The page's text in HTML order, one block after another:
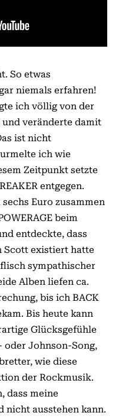
So etwas
niemals erfahren!
ich völlig von der
und veränderte damit
ist nicht
ich wie
Zeitpunkt setzte
entgegen.
Euro zusammen
beim
entdeckte, dass
Scott existiert hatte
sympathischer
Alben liefen ca.
bis ich BACK
Bis heute kann
Glücksgefühle
oder Johnson-Song,
wie diese
der Rockmusik.
dass meine
nicht ausstehen kann.